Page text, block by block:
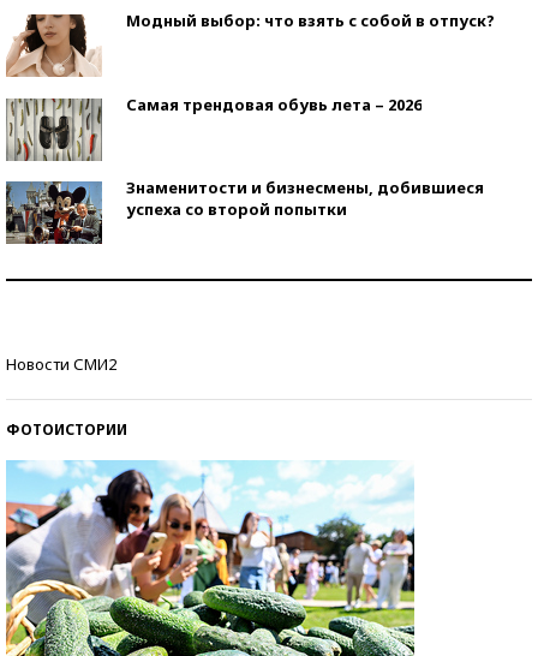
Модный выбор: что взять с собой в отпуск?
Самая трендовая обувь лета – 2026
Знаменитости и бизнесмены, добившиеся
успеха со второй попытки
Новости СМИ2
ФОТОИСТОРИИ